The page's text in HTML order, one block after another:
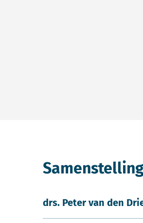
drs. Peter van den